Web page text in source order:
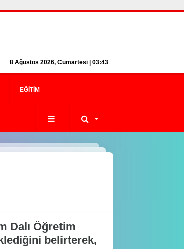
8 Ağustos 2026, Cumartesi | 03:43
EĞITIM
Dalı Öğretim
belirterek,